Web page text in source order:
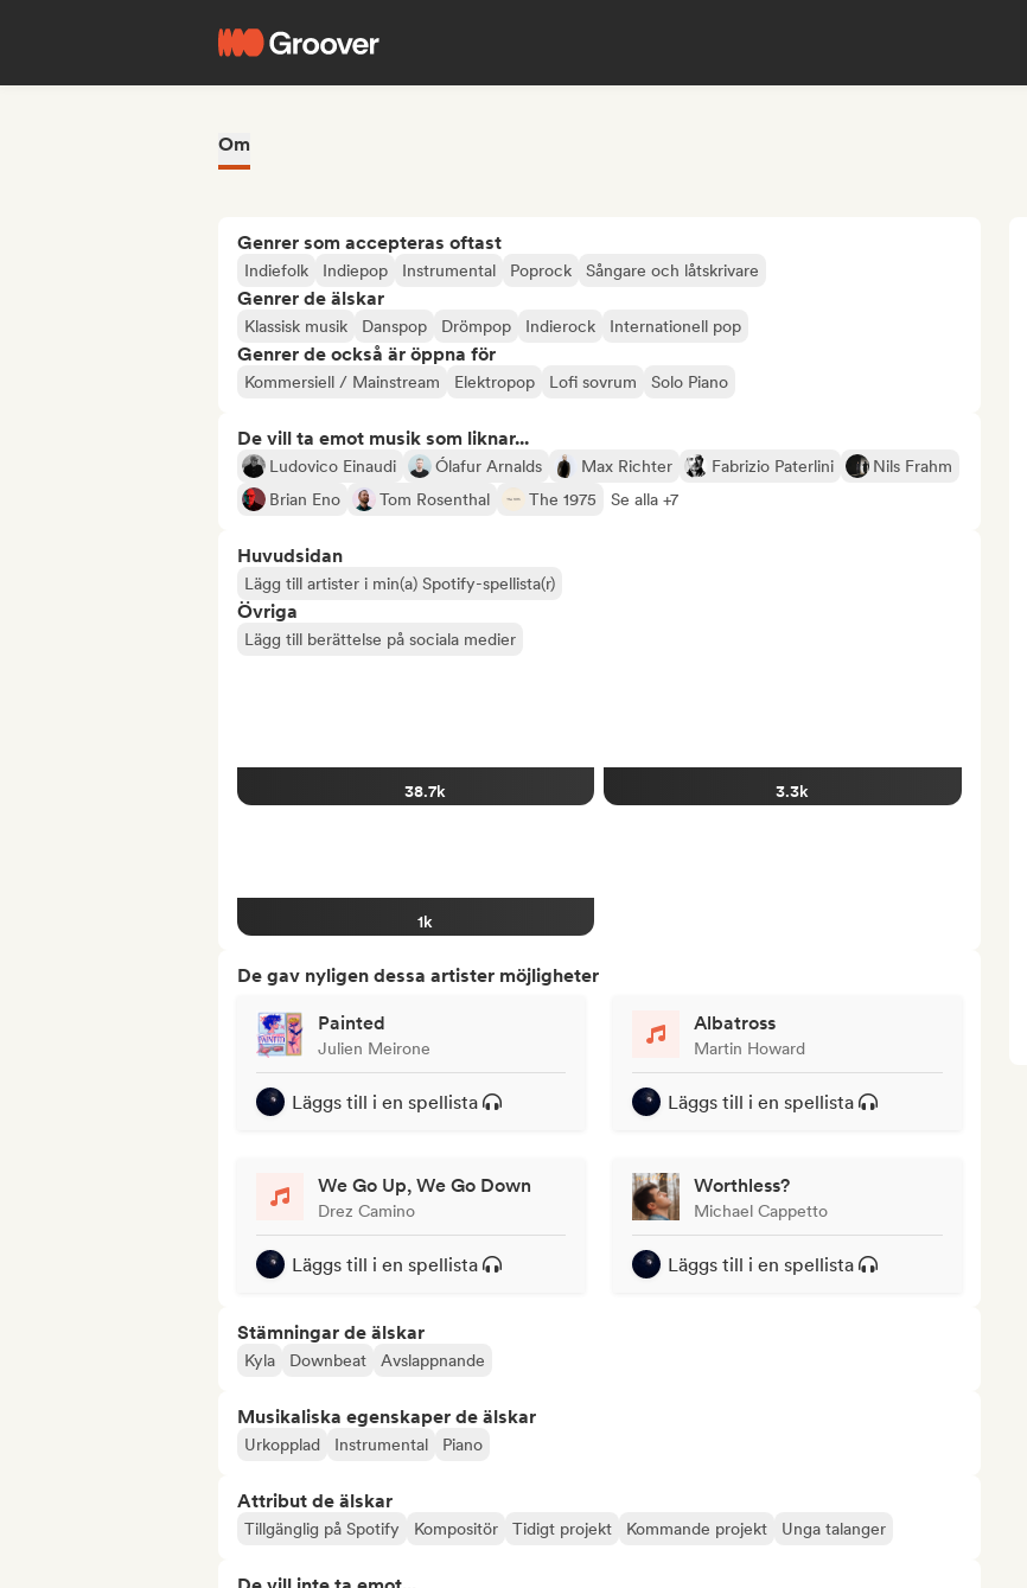
Om
Genrer som accepteras oftast
Indiefolk Indiepop Instrumental Poprock Sångare och låtskrivare
Genrer de älskar
Klassisk musik Danspop Drömpop Indierock Internationell pop
Genrer de också är öppna för
Kommersiell / Mainstream Elektropop Lofi sovrum Solo Piano
De vill ta emot musik som liknar...
Ludovico Einaudi Ólafur Arnalds Max Richter Fabrizio Paterlini
Nils Frahm
Brian Eno
Tom Rosenthal The 1975 Se alla +7
Huvudsidan
Lägg till artister i min(a) Spotify-spellista(r)
Övriga
Lägg till berättelse på sociala medier
38.7k 3.3k
1k
De gav nyligen dessa artister möjligheter
Painted
Julien Meirone
Läggs till i en spellista
Albatross
Martin Howard
Läggs till i en spellista
We Go Up, We Go Down
Drez Camino
Läggs till i en spellista
Worthless?
Michael Cappetto
Läggs till i en spellista
Stämningar de älskar
Kyla Downbeat Avslappnande
Musikaliska egenskaper de älskar
Urkopplad Instrumental Piano
Attribut de älskar
Tillgänglig på Spotify Kompositör Tidigt projekt Kommande projekt Unga talanger